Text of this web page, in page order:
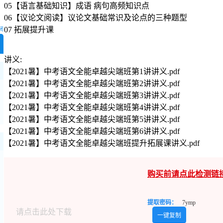
05【语言基础知识】成语 病句高频知识点
06【议论文阅读】议论文基础常识及论点的三种题型
07 拓展提升课
讲义:
【2021暑】中考语文全能卓越尖端班第1讲讲义.pdf
【2021暑】中考语文全能卓越尖端班第2讲讲义.pdf
【2021暑】中考语文全能卓越尖端班第3讲讲义.pdf
【2021暑】中考语文全能卓越尖端班第4讲讲义.pdf
【2021暑】中考语文全能卓越尖端班第5讲讲义.pdf
【2021暑】中考语文全能卓越尖端班第6讲讲义.pdf
【2021暑】中考语文全能卓越尖端班提升拓展课讲义.pdf
请点击此处下载
购买前请点此检测链
提取密码：
7ymp
一键复制